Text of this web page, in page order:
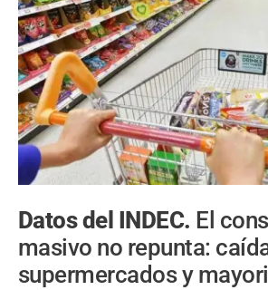
Datos del INDEC. El
masivo no repunta:
supermercados y